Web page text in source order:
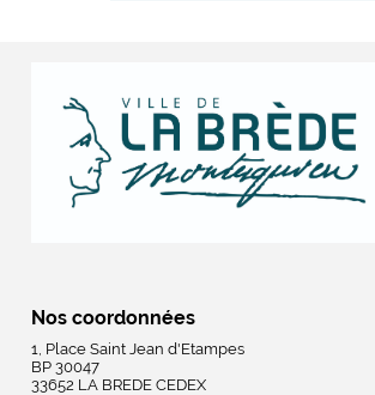
Nos coordonnées
1, Place Saint Jean d'Etampes
BP 30047
33652 LA BREDE CEDEX